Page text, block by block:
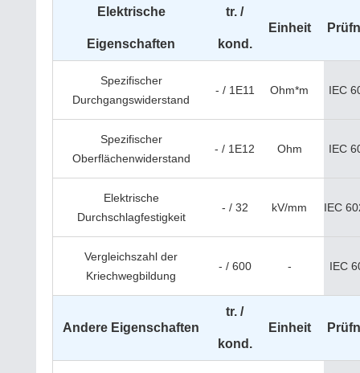
Elektrische
Eigenschaften
tr. /
kond.
Einheit
Spezifischer
Durchgangswiderstand
- / 1E11 Ohm*m IEC
Spezifischer
Oberflächenwiderstand
- / 1E12 Ohm IEC
Elektrische
Durchschlagfestigkeit
- / 32 kV/mm IEC
Vergleichszahl der
Kriechwegbildung
- / 600 - IEC
Andere Eigenschaften
tr. /
kond.
Einheit